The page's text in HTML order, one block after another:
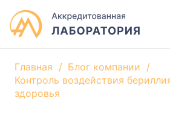
Главная / Блог компании /
Контроль воздействия
здоровья